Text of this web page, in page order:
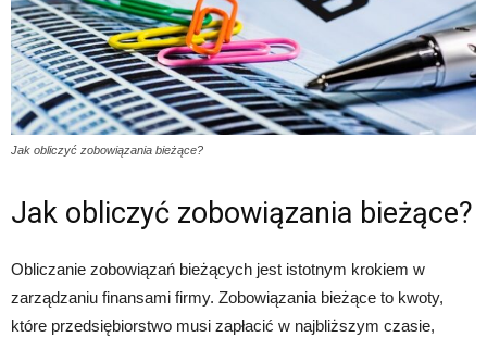
Jak obliczyć zobowiązania bieżące?
Jak obliczyć zobowiązania bieżące?
Obliczanie zobowiązań bieżących jest istotnym krokiem w
zarządzaniu finansami firmy. Zobowiązania bieżące to kwoty,
które przedsiębiorstwo musi zapłacić w najbliższym czasie,